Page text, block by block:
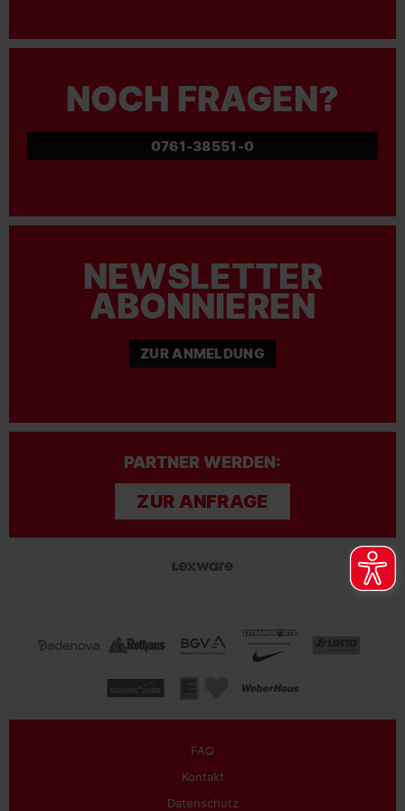
NOCH FRAGEN?
0761-38551-0
NEWSLETTER
ABONNIEREN
ZUR ANMELDUNG
PARTNER WERDEN:
ZUR ANFRAGE
FAQ
Kontakt
Datenschutz